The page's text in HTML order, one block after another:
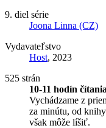
9. diel série
Joona Linna (CZ)
Vydavateľstvo
Host, 2023
525 strán
10-11 hodín čítania
Vychádzame z
za minútu, od
však môže líšiť.